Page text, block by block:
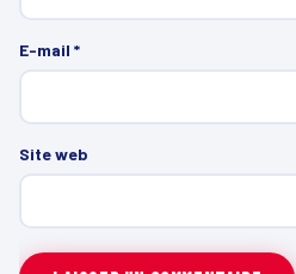
E-mail *
Site web